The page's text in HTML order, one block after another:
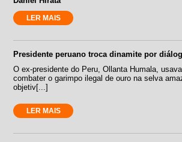
LER MAIS
Presidente peruano troca dinamite por
O ex-presidente do Peru, Ollanta Humala,
combater o garimpo ilegal de ouro na selva
objetiv[...]
LER MAIS